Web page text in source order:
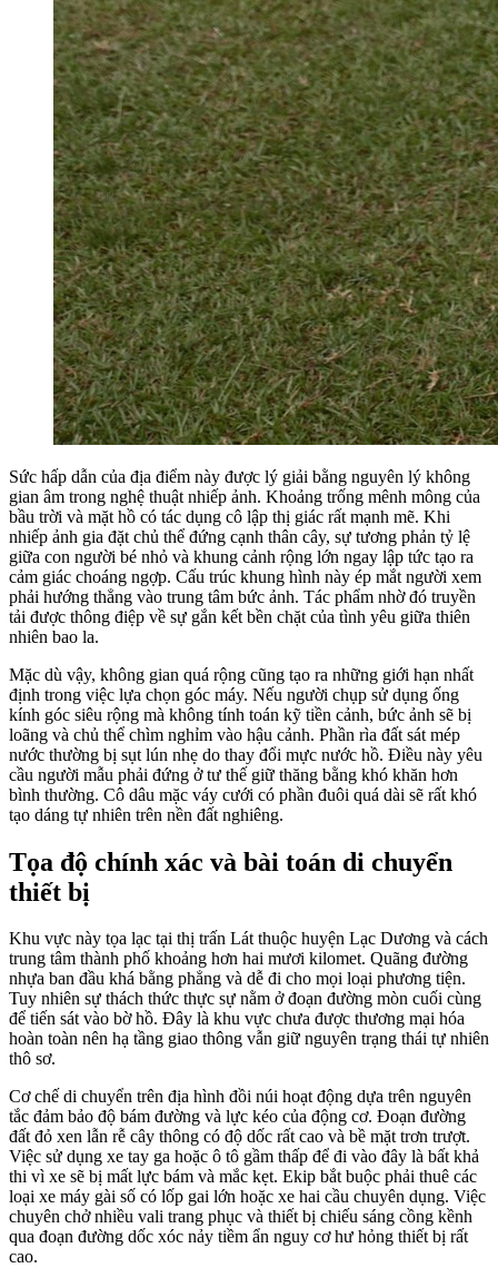
Sức hấp dẫn của địa điểm này được lý giải bằng nguyên lý không
gian âm trong nghệ thuật nhiếp ảnh. Khoảng trống mênh mông của
bầu trời và mặt hồ có tác dụng cô lập thị giác rất mạnh mẽ. Khi
nhiếp ảnh gia đặt chủ thể đứng cạnh thân cây, sự tương phản tỷ lệ
giữa con người bé nhỏ và khung cảnh rộng lớn ngay lập tức tạo ra
cảm giác choáng ngợp. Cấu trúc khung hình này ép mắt người xem
phải hướng thẳng vào trung tâm bức ảnh. Tác phẩm nhờ đó truyền
tải được thông điệp về sự gắn kết bền chặt của tình yêu giữa thiên
nhiên bao la.
Mặc dù vậy, không gian quá rộng cũng tạo ra những giới hạn nhất
định trong việc lựa chọn góc máy. Nếu người chụp sử dụng ống
kính góc siêu rộng mà không tính toán kỹ tiền cảnh, bức ảnh sẽ bị
loãng và chủ thể chìm nghỉm vào hậu cảnh. Phần rìa đất sát mép
nước thường bị sụt lún nhẹ do thay đổi mực nước hồ. Điều này yêu
cầu người mẫu phải đứng ở tư thế giữ thăng bằng khó khăn hơn
bình thường. Cô dâu mặc váy cưới có phần đuôi quá dài sẽ rất khó
tạo dáng tự nhiên trên nền đất nghiêng.
Tọa độ chính xác và bài toán di chuyển
thiết bị
Khu vực này tọa lạc tại thị trấn Lát thuộc huyện Lạc Dương và cách
trung tâm thành phố khoảng hơn hai mươi kilomet. Quãng đường
nhựa ban đầu khá bằng phẳng và dễ đi cho mọi loại phương tiện.
Tuy nhiên sự thách thức thực sự nằm ở đoạn đường mòn cuối cùng
để tiến sát vào bờ hồ. Đây là khu vực chưa được thương mại hóa
hoàn toàn nên hạ tầng giao thông vẫn giữ nguyên trạng thái tự nhiên
thô sơ.
Cơ chế di chuyển trên địa hình đồi núi hoạt động dựa trên nguyên
tắc đảm bảo độ bám đường và lực kéo của động cơ. Đoạn đường
đất đỏ xen lẫn rễ cây thông có độ dốc rất cao và bề mặt trơn trượt.
Việc sử dụng xe tay ga hoặc ô tô gầm thấp để đi vào đây là bất khả
thi vì xe sẽ bị mất lực bám và mắc kẹt. Ekip bắt buộc phải thuê các
loại xe máy gài số có lốp gai lớn hoặc xe hai cầu chuyên dụng. Việc
chuyên chở nhiều vali trang phục và thiết bị chiếu sáng cồng kềnh
qua đoạn đường dốc xóc nảy tiềm ẩn nguy cơ hư hỏng thiết bị rất
cao.